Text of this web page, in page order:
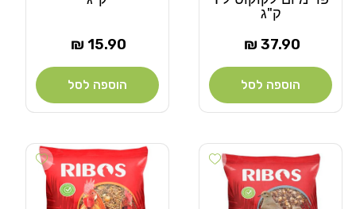
ק"ג
מחיר
37.90 ₪
הוספה לסל
מחיר
15.90 ₪
הוספה לסל
Add wishlist
Add wishlist